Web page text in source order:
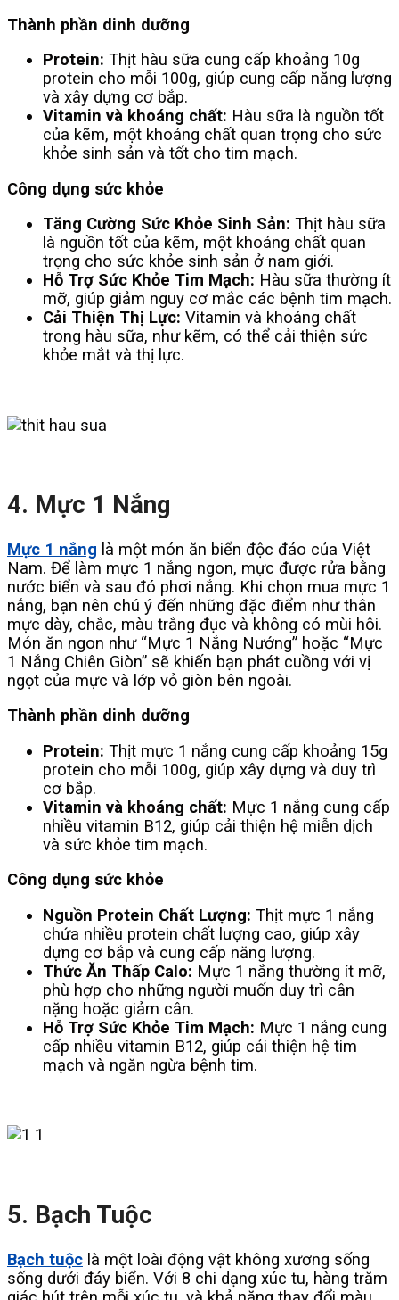
Thành phần dinh dưỡng
Protein: Thịt hàu sữa cung cấp khoảng 10g
protein cho mỗi 100g, giúp cung cấp năng lượng
và xây dựng cơ bắp.
Vitamin và khoáng chất: Hàu sữa là nguồn tốt
của kẽm, một khoáng chất quan trọng cho sức
khỏe sinh sản và tốt cho tim mạch.
Công dụng sức khỏe
Tăng Cường Sức Khỏe Sinh Sản: Thịt hàu sữa
là nguồn tốt của kẽm, một khoáng chất quan
trọng cho sức khỏe sinh sản ở nam giới.
Hỗ Trợ Sức Khỏe Tim Mạch: Hàu sữa thường ít
mỡ, giúp giảm nguy cơ mắc các bệnh tim mạch.
Cải Thiện Thị Lực: Vitamin và khoáng chất
trong hàu sữa, như kẽm, có thể cải thiện sức
khỏe mắt và thị lực.
4. Mực 1 Nắng
Mực 1 nắng là một món ăn biển độc đáo của Việt
Nam. Để làm mực 1 nắng ngon, mực được rửa bằng
nước biển và sau đó phơi nắng. Khi chọn mua mực 1
nắng, bạn nên chú ý đến những đặc điểm như thân
mực dày, chắc, màu trắng đục và không có mùi hôi.
Món ăn ngon như “Mực 1 Nắng Nướng” hoặc “Mực
1 Nắng Chiên Giòn” sẽ khiến bạn phát cuồng với vị
ngọt của mực và lớp vỏ giòn bên ngoài.
Thành phần dinh dưỡng
Protein: Thịt mực 1 nắng cung cấp khoảng 15g
protein cho mỗi 100g, giúp xây dựng và duy trì
cơ bắp.
Vitamin và khoáng chất: Mực 1 nắng cung cấp
nhiều vitamin B12, giúp cải thiện hệ miễn dịch
và sức khỏe tim mạch.
Công dụng sức khỏe
Nguồn Protein Chất Lượng: Thịt mực 1 nắng
chứa nhiều protein chất lượng cao, giúp xây
dựng cơ bắp và cung cấp năng lượng.
Thức Ăn Thấp Calo: Mực 1 nắng thường ít mỡ,
phù hợp cho những người muốn duy trì cân
nặng hoặc giảm cân.
Hỗ Trợ Sức Khỏe Tim Mạch: Mực 1 nắng cung
cấp nhiều vitamin B12, giúp cải thiện hệ tim
mạch và ngăn ngừa bệnh tim.
5. Bạch Tuộc
Bạch tuộc là một loài động vật không xương sống
sống dưới đáy biển. Với 8 chi dạng xúc tu, hàng trăm